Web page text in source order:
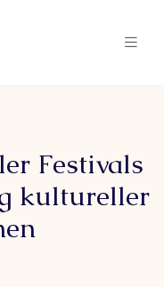
Festivals
kultureller